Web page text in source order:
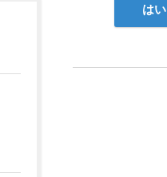
はい